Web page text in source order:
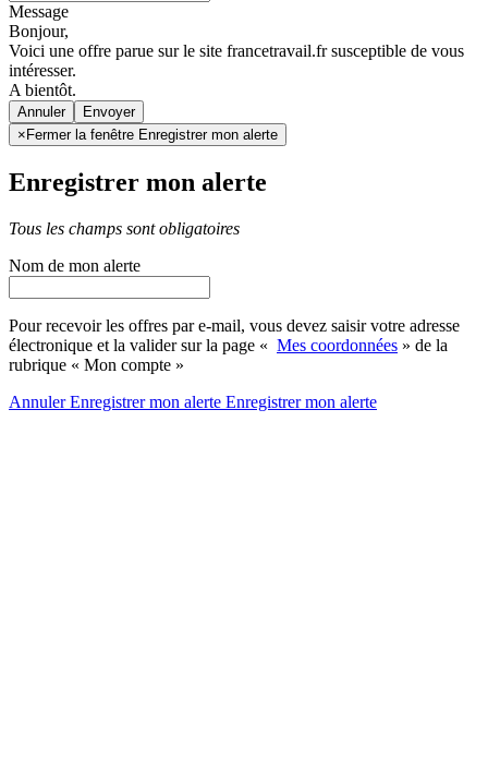
Message
Bonjour,
Voici une offre parue sur le site francetravail.fr susceptible de vous
intéresser.
A bientôt.
Annuler
× Fermer la fenêtre Enregistrer mon alerte
Enregistrer mon alerte
Tous les champs sont obligatoires
Nom de mon alerte
Pour recevoir les offres par e-mail, vous devez saisir votre adresse
électronique et la valider sur la page « Mes coordonnées » de la
rubrique « Mon compte »
AnnulerEnregistrer mon alerte Enregistrermon alerte